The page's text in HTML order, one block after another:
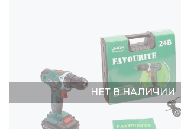
НЕТ В НАЛИЧИИ